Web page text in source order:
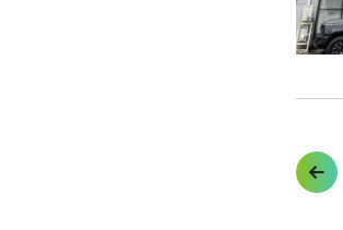
投
稿